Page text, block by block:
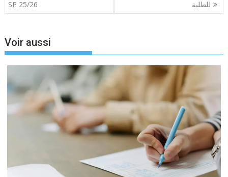
de
l’article
SP 25/26
للطلبة
Voir aussi